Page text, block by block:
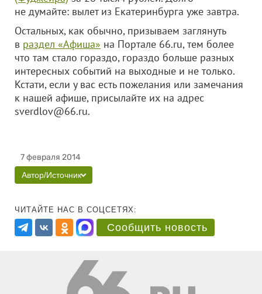
не думайте: вылет из Екатеринбурга уже завтра.
Остальных, как обычно, призываем заглянуть
в раздел «Афиша» на Портале 66.ru, тем более
что там стало гораздо, гораздо больше разных
интересных событий на выходные и не только.
Кстати, если у вас есть пожелания или замечания
к нашей афише, присылайте их на адрес
sverdlov@66.ru.
7 февраля 2014
Автор/Источник
ЧИТАЙТЕ НАС В СОЦСЕТЯХ:
Сообщить новость